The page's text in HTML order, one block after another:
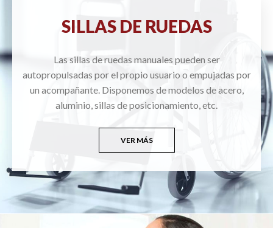
SILLAS DE RUEDAS
Las sillas de ruedas manuales pueden ser
autopropulsadas por el propio usuario o empujadas por
un acompañante. Disponemos de modelos de acero,
aluminio, sillas de posicionamiento, etc.
VER MÁS